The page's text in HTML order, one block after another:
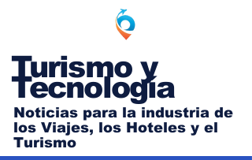
Turismo y
Tecnología
Noticias para la industria de
los Viajes, los Hoteles y el
Turismo